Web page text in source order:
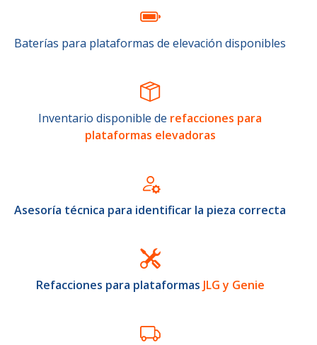
Baterías para plataformas de elevación disponibles
Inventario disponible de refacciones para
plataformas elevadoras
Asesoría técnica para identificar la pieza correcta
Refacciones para plataformas JLG y Genie